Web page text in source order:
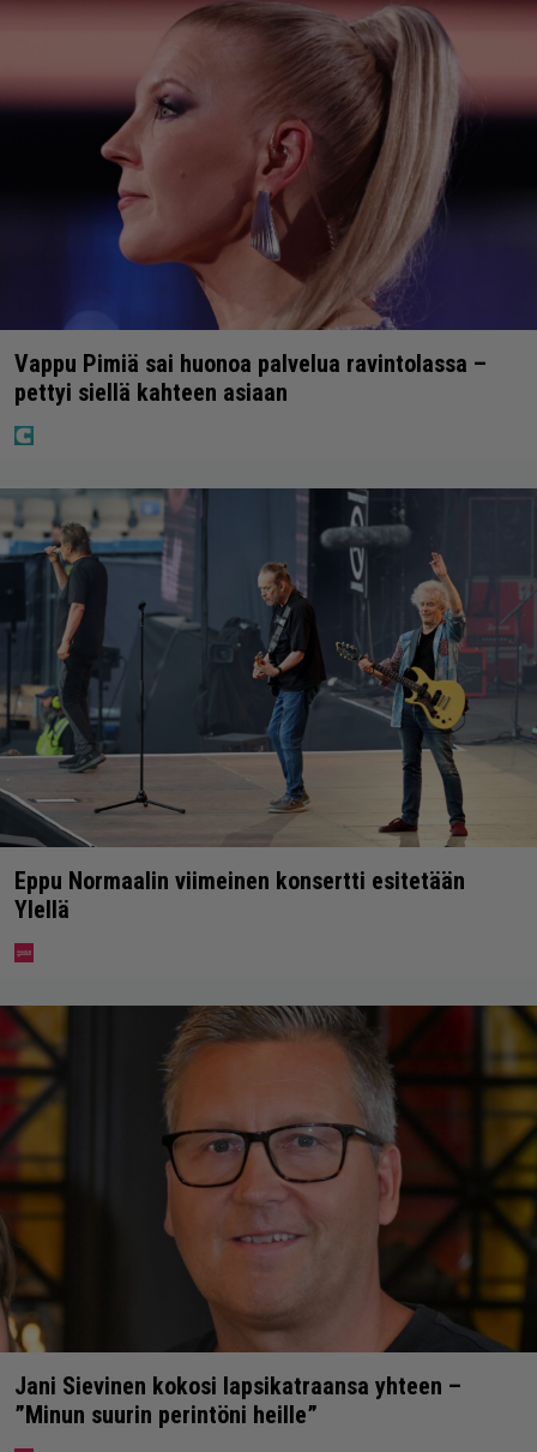
Vappu Pimiä sai huonoa palvelua ravintolassa –
pettyi siellä kahteen asiaan
Eppu Normaalin viimeinen konsertti esitetään
Ylellä
Jani Sievinen kokosi lapsikatraansa yhteen –
”Minun suurin perintöni heille”